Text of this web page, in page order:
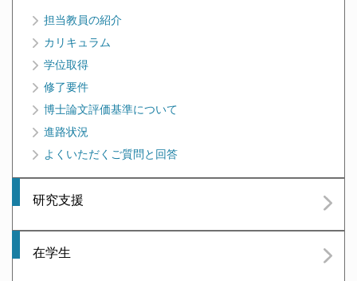
担当教員の紹介
カリキュラム
学位取得
修了要件
博士論文評価基準について
進路状況
よくいただくご質問と回答
研究支援
在学生